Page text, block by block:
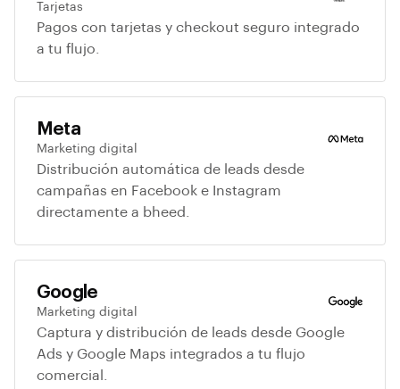
Tarjetas
Pagos con tarjetas y checkout seguro integrado
a tu flujo.
Meta
Marketing digital
Distribución automática de leads desde
campañas en Facebook e Instagram
directamente a bheed.
Google
Marketing digital
Captura y distribución de leads desde Google
Ads y Google Maps integrados a tu flujo
comercial.
Agente IA
En línea · PropTech Specialist